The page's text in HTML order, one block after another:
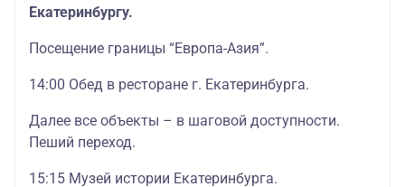
Екатеринбургу.
Посещение границы “Европа-Азия”.
14:00 Обед в ресторане г. Екатеринбурга.
Далее все объекты – в шаговой доступности.
Пеший переход.
15:15 Музей истории Екатеринбурга.